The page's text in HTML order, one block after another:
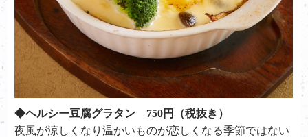
◆ヘルシー豆腐グラタン 750円（税抜き）
夜風が涼しくなり温かいものが恋しくなる季節ではない